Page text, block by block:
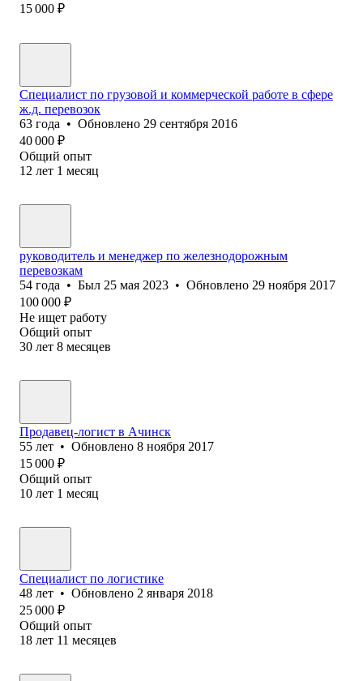
15 000 ₽
Специалист по грузовой и коммерческой работе в сфере
ж.д. перевозок
63 года • Обновлено 29 сентября 2016
40 000 ₽
Общий опыт
12 лет 1 месяц
руководитель и менеджер по железнодорожным
перевозкам
54 года • Был 25 мая 2023 • Обновлено 29 ноября 2017
100 000 ₽
Не ищет работу
Общий опыт
30 лет 8 месяцев
Продавец-логист в Ачинск
55 лет • Обновлено 8 ноября 2017
15 000 ₽
Общий опыт
10 лет 1 месяц
Специалист по логистике
48 лет • Обновлено 2 января 2018
25 000 ₽
Общий опыт
18 лет 11 месяцев